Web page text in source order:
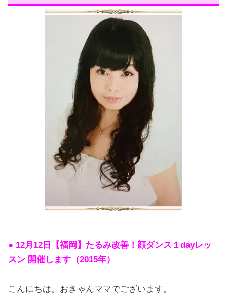
● 12月12日【福岡】たるみ改善！顔ダンス１dayレッ
スン 開催します （2015年）
こんにちは。おきゃんママでございます。